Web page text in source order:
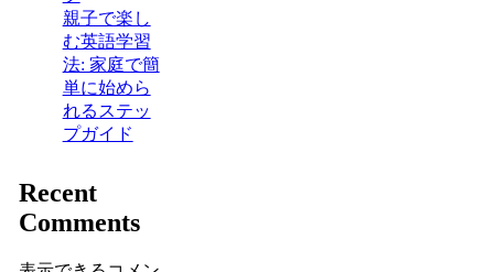
親子で楽し
む英語学習
法: 家庭で簡
単に始めら
れるステッ
プガイド
Recent
Comments